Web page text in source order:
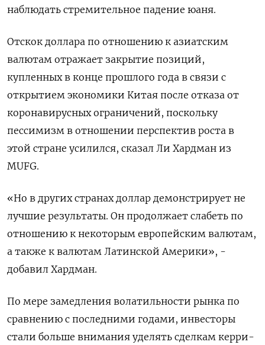
наблюдать стремительное падение юаня.
Отскок доллара по отношению к азиатским
валютам отражает закрытие позиций,
купленных в конце прошлого года в связи с
открытием экономики Китая после отказа от
коронавирусных ограничений, поскольку
пессимизм в отношении перспектив роста в
этой стране усилился, сказал Ли Хардман из
MUFG.
«Но в других странах доллар демонстрирует не
лучшие результаты. Он продолжает слабеть по
отношению к некоторым европейским валютам,
а также к валютам Латинской Америки», -
добавил Хардман.
По мере замедления волатильности рынка по
сравнению с последними годами, инвесторы
стали больше внимания уделять сделкам керри-